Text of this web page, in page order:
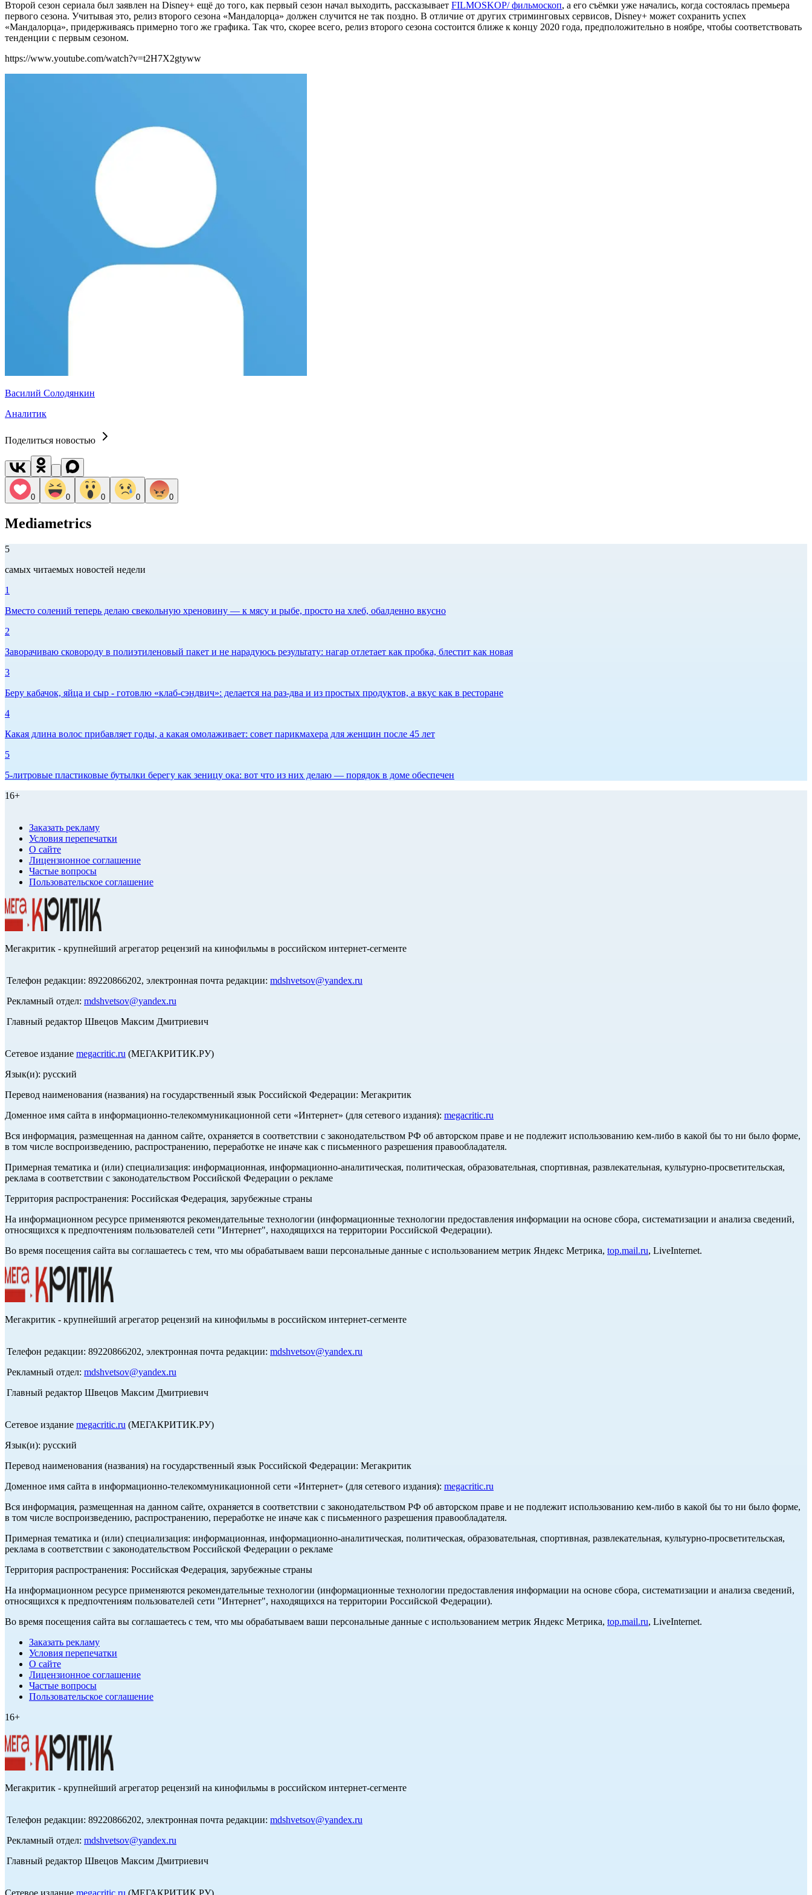
Второй сезон сериала был заявлен на Disney+ ещё до того, как первый сезон начал выходить, рассказывает FILMOSKOP/ фильмоскоп, а его съёмки уже начались, когда состоялась премьера
первого сезона. Учитывая это, релиз второго сезона «Мандалорца» должен случится не так поздно. В отличие от других стриминговых сервисов, Disney+ может сохранить успех
«Мандалорца», придерживаясь примерно того же графика. Так что, скорее всего, релиз второго сезона состоится ближе к концу 2020 года, предположительно в ноябре, чтобы соответствовать
тенденции с первым сезоном.
https://www.youtube.com/watch?v=t2H7X2gtyww
Василий Солодянкин
Аналитик
Поделиться новостью
0 0 0 0 0
Mediametrics
5
самых читаемых новостей недели
1
Вместо солений теперь делаю свекольную хреновину — к мясу и рыбе, просто на хлеб, обалденно вкусно
2
Заворачиваю сковороду в полиэтиленовый пакет и не нарадуюсь результату: нагар отлетает как пробка, блестит как новая
3
Беру кабачок, яйца и сыр - готовлю «клаб-сэндвич»: делается на раз-два и из простых продуктов, а вкус как в ресторане
4
Какая длина волос прибавляет годы, а какая омолаживает: совет парикмахера для женщин после 45 лет
5
5-литровые пластиковые бутылки берегу как зеницу ока: вот что из них делаю — порядок в доме обеспечен
16+
Заказать рекламу
Условия перепечатки
О сайте
Лицензионное соглашение
Частые вопросы
Пользовательское соглашение
Мегакритик - крупнейший агрегатор рецензий на кинофильмы в российском интернет-сегменте
Телефон редакции: 89220866202, электронная почта редакции: mdshvetsov@yandex.ru
Рекламный отдел: mdshvetsov@yandex.ru
Главный редактор Швецов Максим Дмитриевич
Сетевое издание megacritic.ru (МЕГАКРИТИК.РУ)
Язык(и): русский
Перевод наименования (названия) на государственный язык Российской Федерации: Мегакритик
Доменное имя сайта в информационно-телекоммуникационной сети «Интернет» (для сетевого издания): megacritic.ru
Вся информация, размещенная на данном сайте, охраняется в соответствии с законодательством РФ об авторском праве и не подлежит использованию кем-либо в какой бы то ни было форме,
в том числе воспроизведению, распространению, переработке не иначе как с письменного разрешения правообладателя.
Примерная тематика и (или) специализация: информационная, информационно-аналитическая, политическая, образовательная, спортивная, развлекательная, культурно-просветительская,
реклама в соответствии с законодательством Российской Федерации о рекламе
Территория распространения: Российская Федерация, зарубежные страны
На информационном ресурсе применяются рекомендательные технологии (информационные технологии предоставления информации на основе сбора, систематизации и анализа сведений,
относящихся к предпочтениям пользователей сети "Интернет", находящихся на территории Российской Федерации).
Во время посещения сайта вы соглашаетесь с тем, что мы обрабатываем ваши персональные данные с использованием метрик Яндекс Метрика, top.mail.ru, LiveInternet.
Мегакритик - крупнейший агрегатор рецензий на кинофильмы в российском интернет-сегменте
Телефон редакции: 89220866202, электронная почта редакции: mdshvetsov@yandex.ru
Рекламный отдел: mdshvetsov@yandex.ru
Главный редактор Швецов Максим Дмитриевич
Сетевое издание megacritic.ru (МЕГАКРИТИК.РУ)
Язык(и): русский
Перевод наименования (названия) на государственный язык Российской Федерации: Мегакритик
Доменное имя сайта в информационно-телекоммуникационной сети «Интернет» (для сетевого издания): megacritic.ru
Вся информация, размещенная на данном сайте, охраняется в соответствии с законодательством РФ об авторском праве и не подлежит использованию кем-либо в какой бы то ни было форме,
в том числе воспроизведению, распространению, переработке не иначе как с письменного разрешения правообладателя.
Примерная тематика и (или) специализация: информационная, информационно-аналитическая, политическая, образовательная, спортивная, развлекательная, культурно-просветительская,
реклама в соответствии с законодательством Российской Федерации о рекламе
Территория распространения: Российская Федерация, зарубежные страны
На информационном ресурсе применяются рекомендательные технологии (информационные технологии предоставления информации на основе сбора, систематизации и анализа сведений,
относящихся к предпочтениям пользователей сети "Интернет", находящихся на территории Российской Федерации).
Во время посещения сайта вы соглашаетесь с тем, что мы обрабатываем ваши персональные данные с использованием метрик Яндекс Метрика, top.mail.ru, LiveInternet.
Заказать рекламу
Условия перепечатки
О сайте
Лицензионное соглашение
Частые вопросы
Пользовательское соглашение
16+
Мегакритик - крупнейший агрегатор рецензий на кинофильмы в российском интернет-сегменте
Телефон редакции: 89220866202, электронная почта редакции: mdshvetsov@yandex.ru
Рекламный отдел: mdshvetsov@yandex.ru
Главный редактор Швецов Максим Дмитриевич